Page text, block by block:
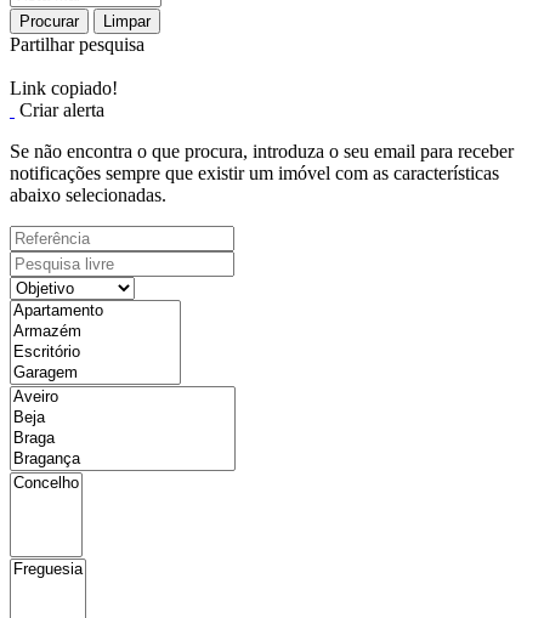
Procurar Limpar
Partilhar pesquisa
Link copiado!
Criar alerta
Se não encontra o que procura, introduza o seu email para receber
notificações sempre que existir um imóvel com as características
abaixo selecionadas.